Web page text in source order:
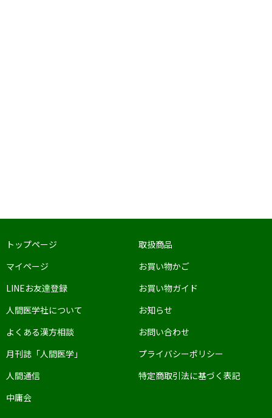
トップページ
マイページ
LINEお友達登録
取扱商品
お買い物かご
お買い物ガイド
人間医学社について
よくある漢方相談
月刊誌「人間医学」
人間通信
中庸会
お知らせ
お問い合わせ
プライバシーポリシー
特定商取引法に基づく表記